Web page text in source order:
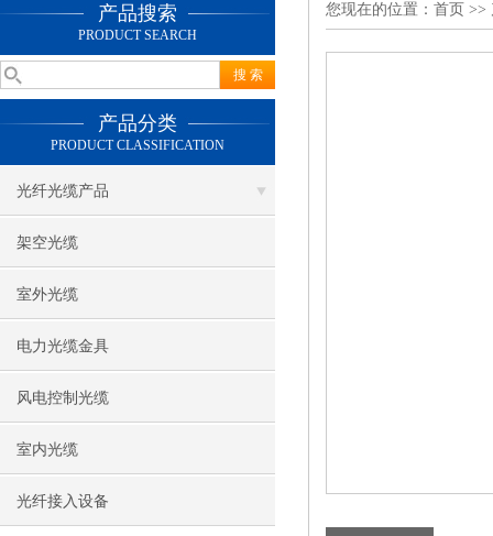
产品搜索
PRODUCT SEARCH
产品分类
PRODUCT CLASSIFICATION
光纤光缆产品
架空光缆
室外光缆
电力光缆金具
风电控制光缆
室内光缆
光纤接入设备
您现在的位置： 首页 >>